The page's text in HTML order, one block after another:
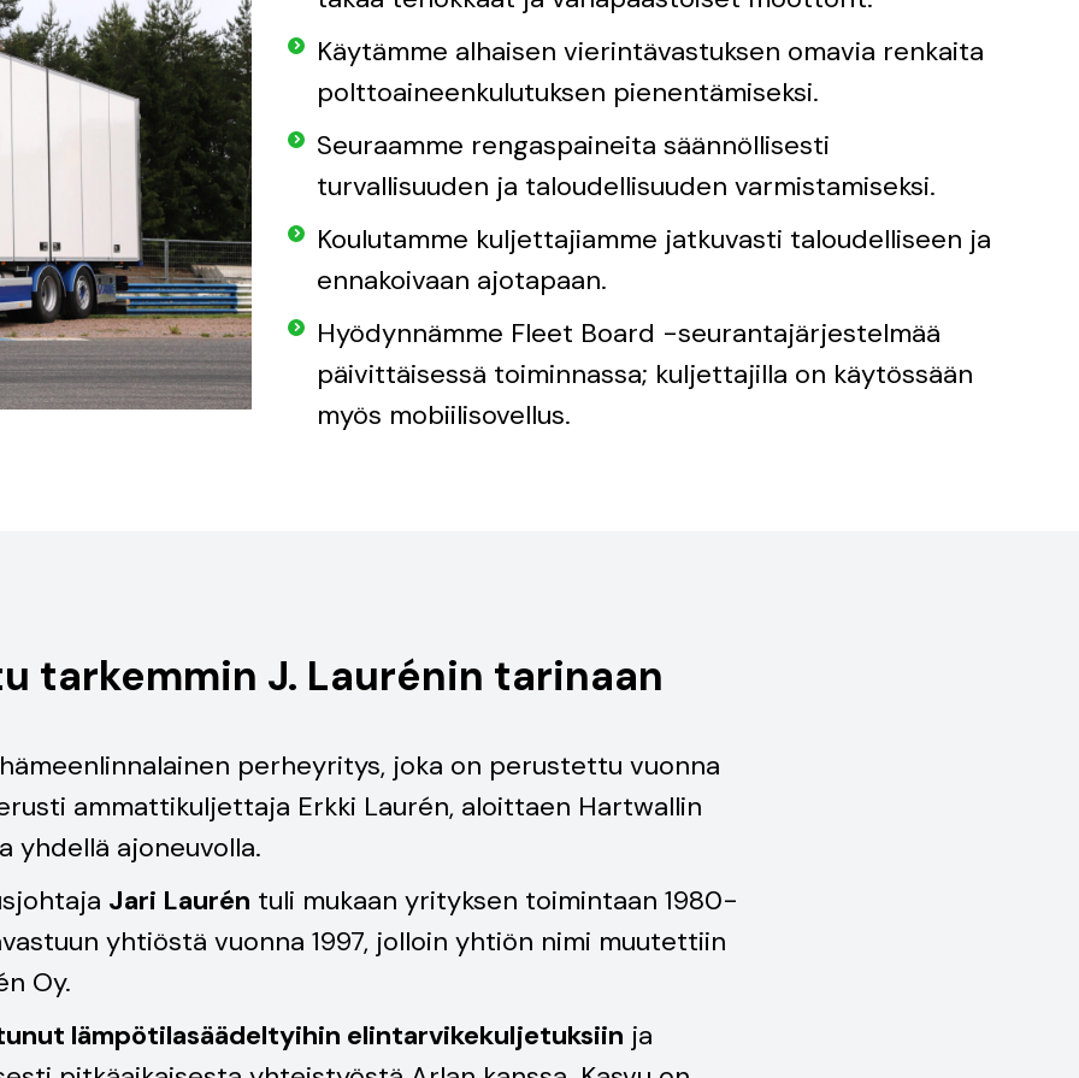
Käytämme alhaisen vierintävastuksen omavia renkaita
polttoaineenkulutuksen pienentämiseksi.
Seuraamme rengaspaineita säännöllisesti
turvallisuuden ja taloudellisuuden varmistamiseksi.
Koulutamme kuljettajiamme jatkuvasti taloudelliseen ja
ennakoivaan ajotapaan.
Hyödynnämme Fleet Board -seurantajärjestelmää
päivittäisessä toiminnassa; kuljettajilla on käytössään
myös mobiilisovellus.
tarkemmin J. Laurénin tarinaan
perheyritys, joka on perustettu vuonna
ammattikuljettaja Erkki Laurén, aloittaen Hartwallin
yhdellä ajoneuvolla.
Jari Laurén tuli mukaan yrityksen toimintaan 1980-
yhtiöstä vuonna 1997, jolloin yhtiön nimi muutettiin
Oy.
lämpötilasäädeltyihin elintarvikekuljetuksiin ja